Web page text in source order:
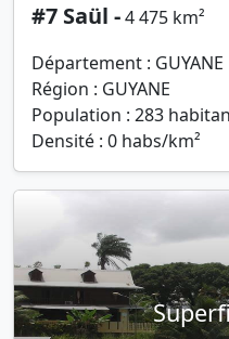
#7 Saül -4 475 km²
Département : GUYANE
Région : GUYANE
Population : 283
Densité : 0 habs/km²